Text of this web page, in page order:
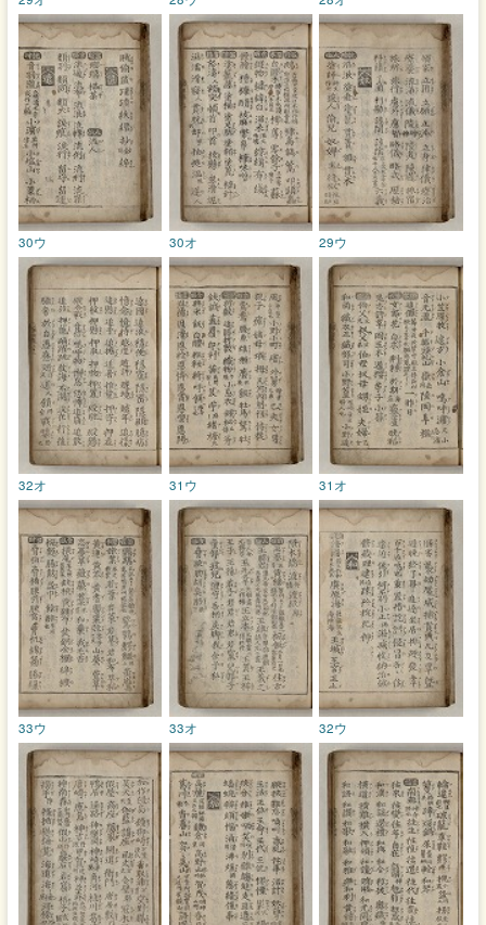
29ウ
30オ
30ウ
31オ
31ウ
32オ
32ウ
33オ
33ウ